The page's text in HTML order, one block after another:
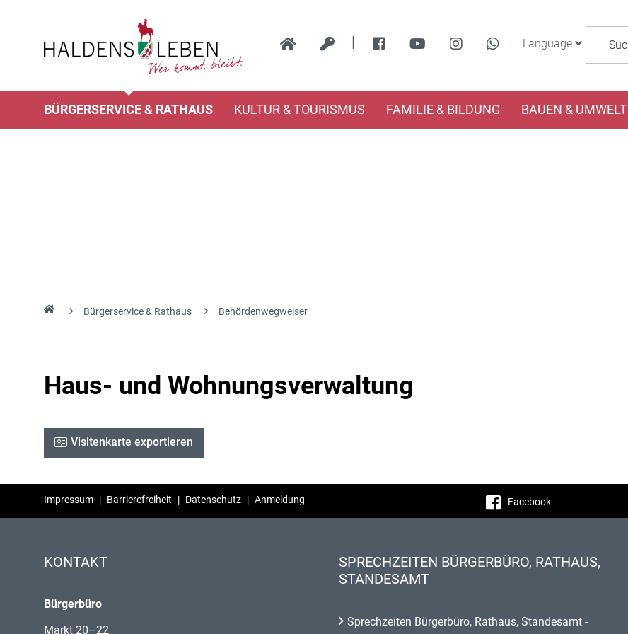
| Language
BÜRGERSERVICE & RATHAUS KULTUR & TOURISMUS FAMILIE & BILDUNG BAUEN & UMWELT
Bürgerservice & Rathaus Behördenwegweiser
Haus- und Wohnungsverwaltung
Visitenkarte exportieren
Impressum | Barrierefreiheit | Datenschutz | Anmeldung Facebook
KONTAKT
Bürgerbüro
Markt 20–22
SPRECHZEITEN BÜRGERBÜRO, RATHAUS,
STANDESAMT
Sprechzeiten Bürgerbüro, Rathaus, Standesamt -